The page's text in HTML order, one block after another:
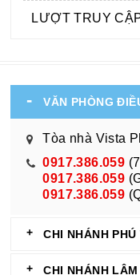
LƯỢT TRUY
VĂN PHÒNG
Tòa nhà Vista
0917.386.059
0917.386.059
0917.386.059
CHI NHÁNH PHÚ
CHI NHÁNH